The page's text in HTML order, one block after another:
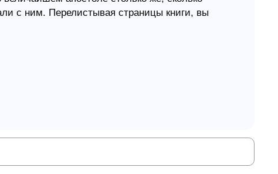
с ним. Перелистывая страницы книги, вы
По правде говоря, то что я почерпнул из
на мой духовный рост».